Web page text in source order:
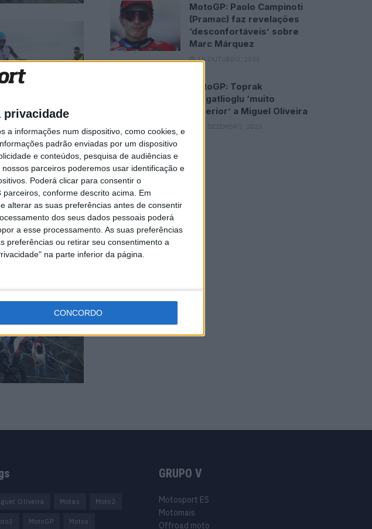
privacidade
a informações num dispositivo, como cookies, e
padrão enviadas por um dispositivo
e conteúdos, pesquisa de audiências e
parceiros poderemos usar identificação e
Poderá clicar para consentir o
conforme descrito acima. Em
alterar as suas preferências antes de consentir
dos seus dados pessoais poderá
a esse processamento. As suas preferências
preferências ou retirar seu consentimento a
na parte inferior da página.
CONCORDO
MotoGP: Paolo Campinoti
(Pramac) faz revelações
‘desconfortáveis’ sobre
Marc Márquez
16 OUTUBRO, 2025
MotoGP: Toprak
Razgatlioglu ‘muito
superior’ a Miguel Oliveira
Oliveira Motas Moto2
MotoGP Motos
GRUPO V
Motosport ES
Motomais
Offroad moto